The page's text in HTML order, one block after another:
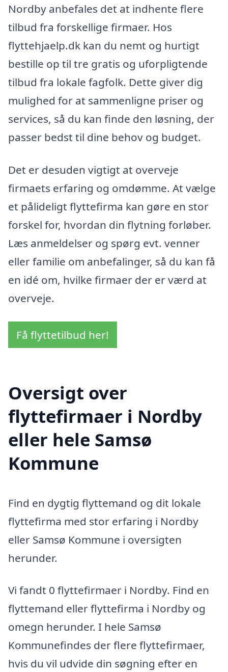
Nordby anbefales det at indhente flere
tilbud fra forskellige firmaer. Hos
flyttehjaelp.dk kan du nemt og hurtigt
bestille op til tre gratis og uforpligtende
tilbud fra lokale fagfolk. Dette giver dig
mulighed for at sammenligne priser og
services, så du kan finde den løsning, der
passer bedst til dine behov og budget.
Det er desuden vigtigt at overveje
firmaets erfaring og omdømme. At vælge
et pålideligt flyttefirma kan gøre en stor
forskel for, hvordan din flytning forløber.
Læs anmeldelser og spørg evt. venner
eller familie om anbefalinger, så du kan få
en idé om, hvilke firmaer der er værd at
overveje.
Få flyttetilbud her!
Oversigt over
flyttefirmaer i Nordby
eller hele Samsø
Kommune
Find en dygtig flyttemand og dit lokale
flyttefirma med stor erfaring i Nordby
eller Samsø Kommune i oversigten
herunder.
Vi fandt 0 flyttefirmaer i Nordby. Find en
flyttemand eller flyttefirma i Nordby og
omegn herunder. I hele Samsø
Kommunefindes der flere flyttefirmaer,
hvis du vil udvide din søgning efter en